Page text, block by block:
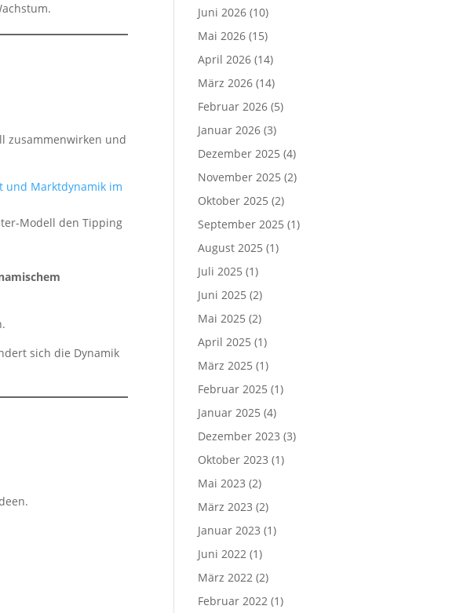
zusammenwirken und
Modell den Tipping
sich die Dynamik
Juni 2026 (10)
Mai 2026 (15)
April 2026 (14)
März 2026 (14)
Februar 2026 (5)
Januar 2026 (3)
Dezember 2025 (4)
November 2025 (2)
Oktober 2025 (2)
September 2025 (1)
August 2025 (1)
Juli 2025 (1)
Juni 2025 (2)
Mai 2025 (2)
April 2025 (1)
März 2025 (1)
Februar 2025 (1)
Januar 2025 (4)
Dezember 2023 (3)
Oktober 2023 (1)
Mai 2023 (2)
März 2023 (2)
Januar 2023 (1)
Juni 2022 (1)
März 2022 (2)
Februar 2022 (1)